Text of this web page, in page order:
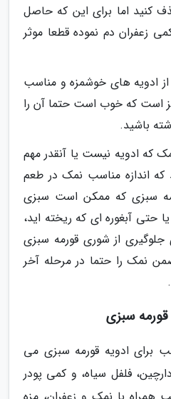
کنید اما برای این که حاصل
زعفران دم نموده قطعا موثر
ادویه های خوشمزه و مناسب
است که خوب است حتما آن را
باشید.
که ادویه نیست یا آنقدر مهم
که اندازه مناسب نمک در طعم
سبزی که ممکن است سبزی
حتی آبغوره ای که ریخته اید،
از شوری قورمه سبزی
نمک را حتما در مرحله آخر
قورمه سبزی
برای ادویه قورمه سبزی می
فلفل سیاه، و کمی پودر